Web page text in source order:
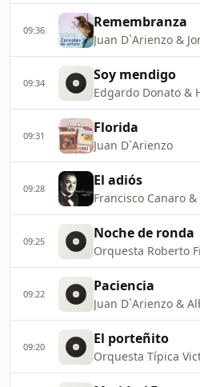
09:36 Remembranza
Juan D`Arienzo &
09:34 Soy mendigo
Edgardo Donato &
09:31 Florida
Juan D`Arienzo
09:28 El adiós
Francisco Canaro
09:25 Noche de ronda
09:22 Paciencia
Juan D`Arienzo &
09:20 El porteñito
Orquesta Típica